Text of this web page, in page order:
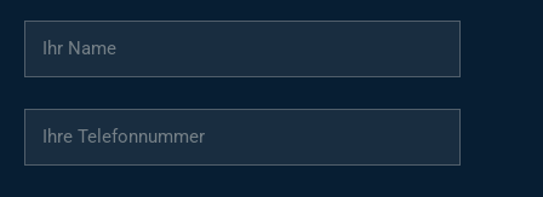
Ihr Name
Ihre Telefonnummer